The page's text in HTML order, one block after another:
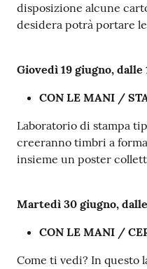
disposizione alcune
desidera potrà portare
Giovedì 19 giugno, dalle
CON LE MANI /
Laboratorio di stampa
creeranno timbri a
insieme un poster
Martedì 30 giugno,
CON LE MANI /
Come ti vedi? In questo